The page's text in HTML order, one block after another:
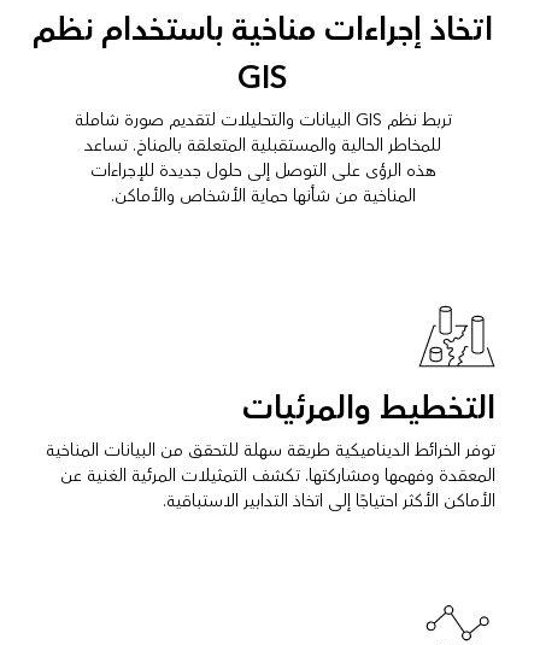
اتخاذ إجراءات مناخية باستخدام نظم
GIS
تربط نظم GIS البيانات والتحليلات لتقديم صورة شاملة
للمخاطر الحالية والمستقبلية المتعلقة بالمناخ. تساعد
هذه الرؤى على التوصل إلى حلول جديدة للإجراءات
المناخية من شأنها حماية الأشخاص والأماكن.
التخطيط والمرئيات
توفر الخرائط الديناميكية طريقة سهلة للتحقق من البيانات المناخية
المعقدة وفهمها ومشاركتها. تكشف التمثيلات المرئية الغنية عن
الأماكن الأكثر احتياجًا إلى اتخاذ التدابير الاستباقية.